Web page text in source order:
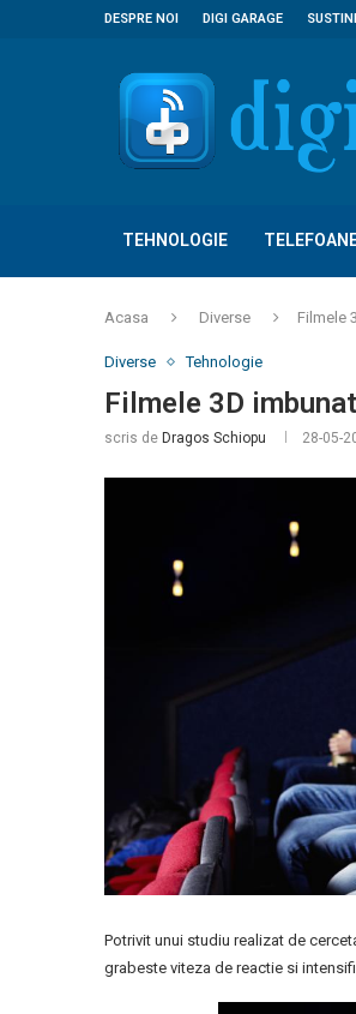
DESPRE NOI DIGI GARAGE
TEHNOLOGIE
Acasa Diverse Filmele
Diverse Tehnologie
Filmele 3D
scris de Dragos Schiopu 28-05-
Potrivit unui studiu realizat de
grabeste viteza de reactie si